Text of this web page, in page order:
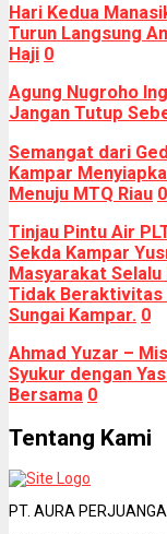
Hari Kedua
Turun Langsung
Haji 0
Agung Nugroho
Jangan Tutup
Semangat dari
Kampar
Menuju MTQ Riau 0
Tinjau Pintu Air
Sekda Kampar
Masyarakat
Tidak Beraktivitas
Sungai Kampar. 0
Ahmad Yuzar –
Syukur dengan
Bersama 0
Tentang Kami
PT. AURA